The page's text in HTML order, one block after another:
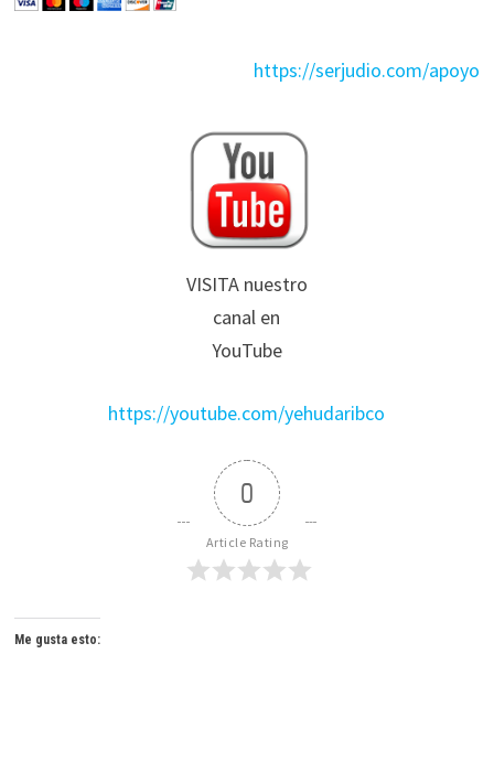
https://serjudio.com/apoyo
VISITA nuestro
canal en
YouTube
https://youtube.com/yehudaribco
0
Article Rating
Me gusta esto: